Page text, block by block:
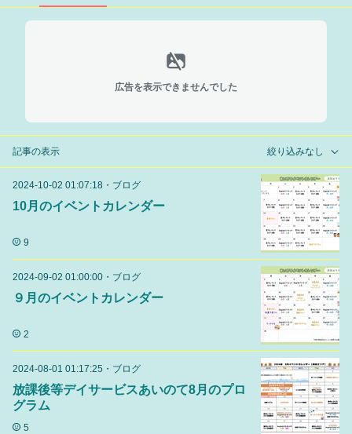
広告を表示できませんでした
記事の表示 絞り込みなし
2024-10-02 01:07:18 ・ ブログ
10月のイベントカレンダー
9
2024-09-02 01:00:00 ・ ブログ
９月のイベントカレンダー
2
2024-08-01 01:17:25 ・ ブログ
放課後等デイサービスあいのて8月のプロ
グラム
5